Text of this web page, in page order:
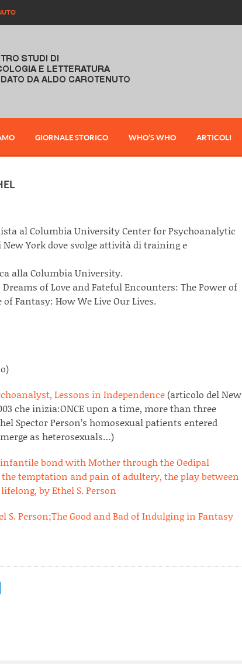
GIORNALE STORICO WHO’S WHO ARTICOLI
al Columbia University Center for Psychoanalytic
York dove svolge attività di training e
alla Columbia University.
of Love and Fateful Encounters: The Power of
of Fantasy: How We Live Our Lives.
Lessons in Independence (articolo del New
che inizia:ONCE upon a time, more than three
Spector Person’s homosexual patients entered
as heterosexuals…)
bond with Mother through the Oedipal
temptation and pain of adultery, the play between
by Ethel S. Person
S. Person;The Good and Bad of Indulging in Fantasy